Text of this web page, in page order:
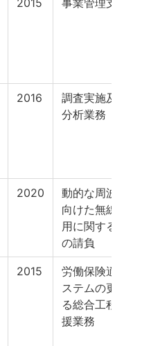
2015 事業管理支援業
2016
調査実施及び集
分析業務
2020
動的な周波数割
向けた無線局
用に関する調
の請負
2015
労働保険適用徴
ステムの更改
る総合工程管
援業務